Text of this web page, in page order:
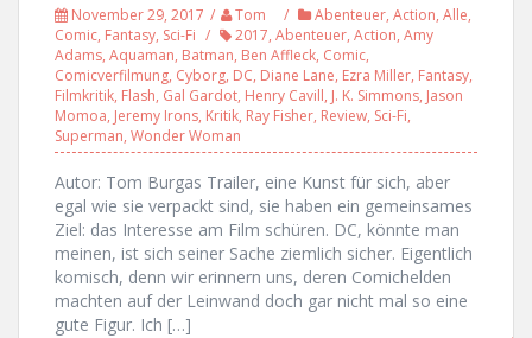
November 29, 2017 Tom Abenteuer, Action, Alle,
Comic, Fantasy, Sci-Fi 2017, Abenteuer, Action, Amy
Adams, Aquaman, Batman, Ben Affleck, Comic,
Comicverfilmung, Cyborg, DC, Diane Lane, Ezra Miller, Fantasy,
Filmkritik, Flash, Gal Gardot, Henry Cavill, J. K. Simmons, Jason
Momoa, Jeremy Irons, Kritik, Ray Fisher, Review, Sci-Fi,
Superman, Wonder Woman
Autor: Tom Burgas Trailer, eine Kunst für sich, aber
egal wie sie verpackt sind, sie haben ein gemeinsames
Ziel: das Interesse am Film schüren. DC, könnte man
meinen, ist sich seiner Sache ziemlich sicher. Eigentlich
komisch, denn wir erinnern uns, deren Comichelden
machten auf der Leinwand doch gar nicht mal so eine
gute Figur. Ich […]